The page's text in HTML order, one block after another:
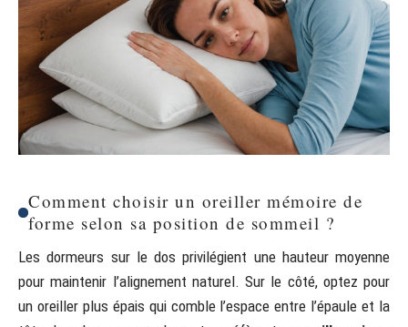
Comment choisir un oreiller mémoire de
forme selon sa position de sommeil ?
Les dormeurs sur le dos privilégient une hauteur moyenne
pour maintenir l’alignement naturel. Sur le côté, optez pour
un oreiller plus épais qui comble l’espace entre l’épaule et la